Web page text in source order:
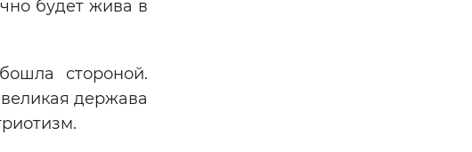
будет жива в
стороной.
держава